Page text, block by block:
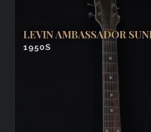
LEVIN AMBASSADOR
1950S